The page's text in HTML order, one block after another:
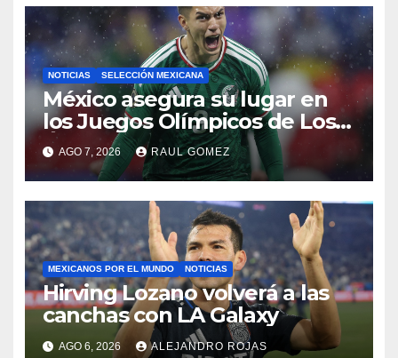
NOTICIAS SELECCIÓN MEXICANA
México asegura su lugar en
los Juegos Olímpicos de Los
Ángeles 2028
AGO 7, 2026 RAUL GOMEZ
MEXICANOS POR EL MUNDO NOTICIAS
Hirving Lozano volverá a las
canchas con LA Galaxy
AGO 6, 2026 ALEJANDRO ROJAS